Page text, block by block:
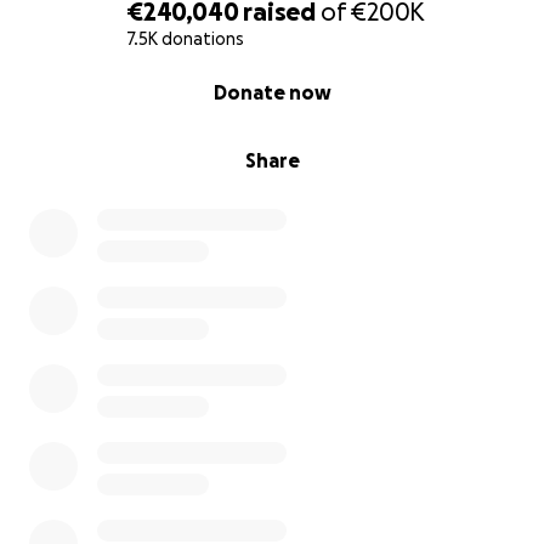
€240,040 raised of€200K
7.5K donations
Share
Donate now
قمت بتفعيل هذه الحملة لمساعدة الدكتورة نورهان عطا الله